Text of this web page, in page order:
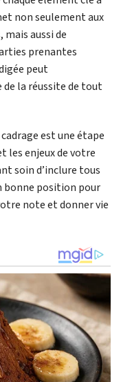
non seulement aux
mais aussi de
prenantes
peut
la réussite de tout
est une étape
les enjeux de votre
soin d’inclure tous
bonne position pour
note et donner vie